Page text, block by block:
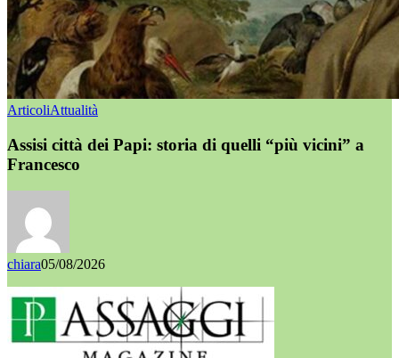
ArticoliAttualità
Assisi città dei Papi: storia di quelli “più vicini” a
Francesco
chiara05/08/2026